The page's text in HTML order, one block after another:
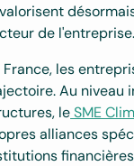
de l'entreprise.
France, les
Au niveau
leSME
alliances